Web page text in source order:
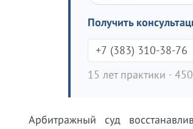
Получить
+7 (383) 310-38-76
15 лет практики ·
Арбитражный суд